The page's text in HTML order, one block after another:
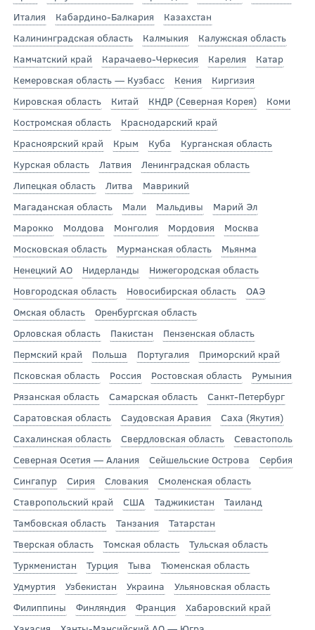
Италия
Кабардино-Балкария
Казахстан
Калининградская область
Калмыкия
Калужская область
Камчатский край
Карачаево-Черкесия Карелия
Катар
Кемеровская область — Кузбасс
Кения
Киргизия
Кировская область
Китай КНДР (Северная Корея)
Коми
Костромская область
Краснодарский край
Красноярский край
Крым Куба
Курганская область
Курская область
Латвия
Ленинградская область
Липецкая область
Литва
Маврикий
Магаданская область
Мали Мальдивы
Марий Эл
Марокко
Молдова Монголия Мордовия
Москва
Московская область
Мурманская область
Мьянма
Ненецкий АО
Нидерланды
Нижегородская область
Новгородская область
Новосибирская область
ОАЭ
Омская область
Оренбургская область
Орловская область
Пакистан
Пензенская область
Пермский край
Польша Португалия
Приморский край
Псковская область
Россия Ростовская область
Румыния
Рязанская область
Самарская область
Санкт-Петербург
Саратовская область
Саудовская Аравия
Саха (Якутия)
Сахалинская область
Свердловская область
Севастополь
Северная Осетия — Алания
Сейшельские Острова
Сербия
Сингапур
Сирия Словакия
Смоленская область
Ставропольский край
США Таджикистан
Таиланд
Тамбовская область
Танзания
Татарстан
Тверская область
Томская область
Тульская область
Туркменистан
Турция Тыва
Тюменская область
Удмуртия
Узбекистан Украина
Ульяновская область
Филиппины
Финляндия Франция
Хабаровский край